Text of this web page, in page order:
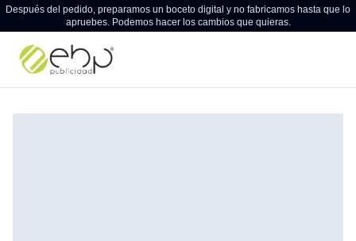
Después del pedido, preparamos un boceto digital y no fabricamos hasta que lo
apruebes. Podemos hacer los cambios que quieras.